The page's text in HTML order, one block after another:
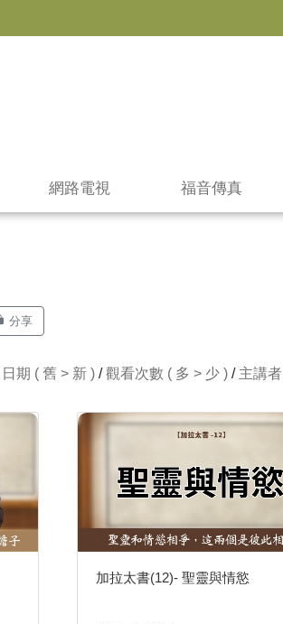
網路電視 福音傳真
分享
日期 ( 舊 > 新 )/觀看次數 ( 多 > 少 )/ 主講者
加拉太書(12)- 聖靈與情慾